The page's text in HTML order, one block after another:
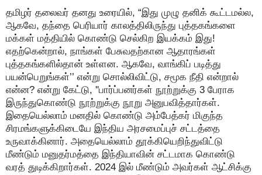
தமிழர் தலைவர் தனது உரையில், “இது முழு தனிக் கூட்டமல்ல,
ஆகவே, தந்தை பெரியார் காலத்திலிருந்து புத்தகங்களை
மக்கள் மத்தியில் கொண்டு செல்கிற இயக்கம் இது!
எதற்கென்றால், நாங்கள் பேசுவதற்கான ஆதாரங்கள்
புத்தகங்களில்தான் உள்ளன. ஆகவே, வாங்கிப் படித்து
பயன்பெறுங்கள்’’ என்று சொல்லிவிட்டு, சமூக நீதி என்றால்
என்ன? என்று கேட்டு, ''பார்ப்பனர்கள் நூற்றுக்கு 3 பேராக
இருந்துகொண்டு நூற்றுக்கு நூறு அனுபவித்தார்கள்.
இதையெல்லாம் மனதில் கொண்டு அம்பேத்கர் மிகுந்த
சிரமங்களுக்கிடையே இந்திய அரசமைப்புச் சட்டத்தை
உருவாக்கினார். அதையெல்லாம் தூக்கியெறிந்துவிட்டு
மீண்டும் மனுதர்மத்தை இந்தியாவின் சட்டமாக கொண்டு
வரத் துடிக்கிறார்கள். 2024 இல் மீண்டும் அவர்கள் ஆட்சிக்கு